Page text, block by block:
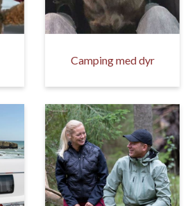
Camping med dyr